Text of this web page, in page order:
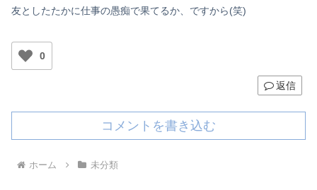
友としたたかに仕事の愚痴で果てるか、ですから(笑)
0
返信
コメントを書き込む
ホーム 未分類